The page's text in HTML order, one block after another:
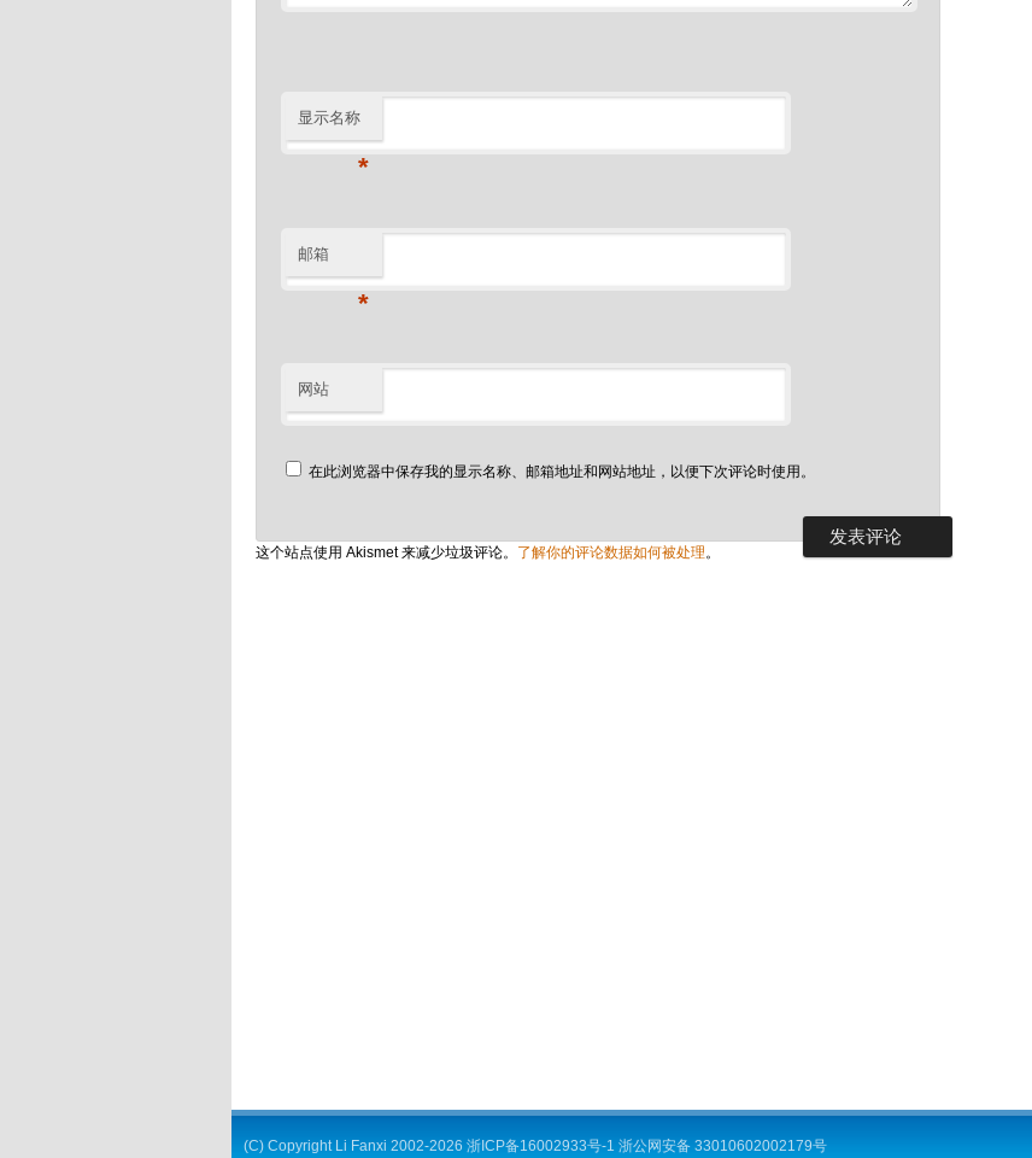
显示名称
*
邮箱
*
网站
在此浏览器中保存我的显示名称、邮箱地址和网站地址，以便下次评论时使用。
这个站点使用 Akismet 来减少垃圾评论。 了解你的评论数据如何被处理 。
(C) Copyright Li Fanxi 2002-2026 浙ICP备16002933号-1 浙公网安备 33010602002179号